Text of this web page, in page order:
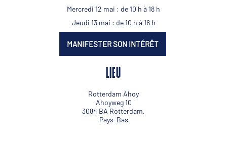
Mercredi 12 mai : de 10 h à 18 h
Jeudi 13 mai : de 10 h à 16 h
MANIFESTER SON INTÉRÊT
LIEU
Rotterdam Ahoy
Ahoyweg 10
3084 BA Rotterdam,
Pays-Bas